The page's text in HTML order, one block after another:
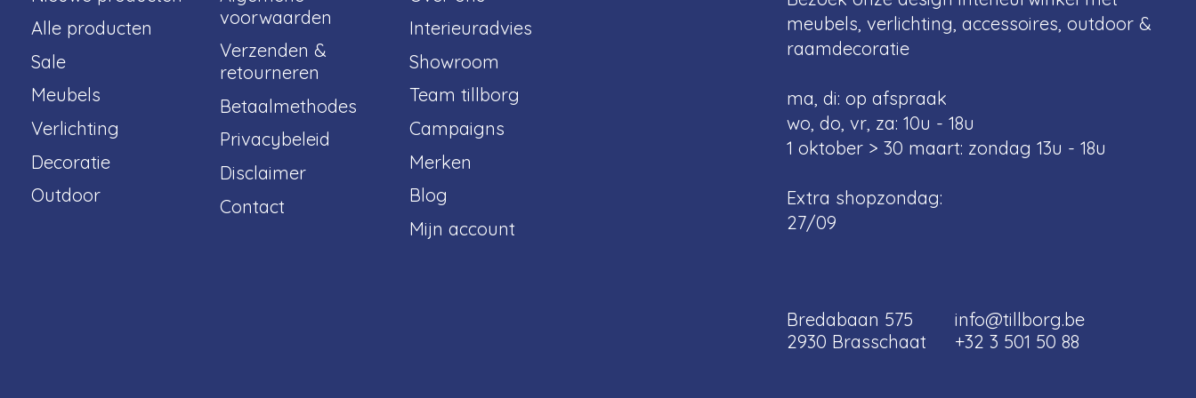
Alle producten
Sale
Meubels
Verlichting
Decoratie
Outdoor
voorwaarden
Verzenden &
retourneren
Betaalmethodes
Privacybeleid
Disclaimer
Contact
Interieuradvies
Showroom
Team tillborg
Campaigns
Merken
Blog
Mijn account
meubels, verlichting, accessoires, outdoor &
raamdecoratie
ma, di: op afspraak
wo, do, vr, za: 10u - 18u
1 oktober > 30 maart: zondag 13u - 18u
Extra shopzondag:
27/09
Bredabaan 575
2930 Brasschaat
info@tillborg.be
+32 3 501 50 88